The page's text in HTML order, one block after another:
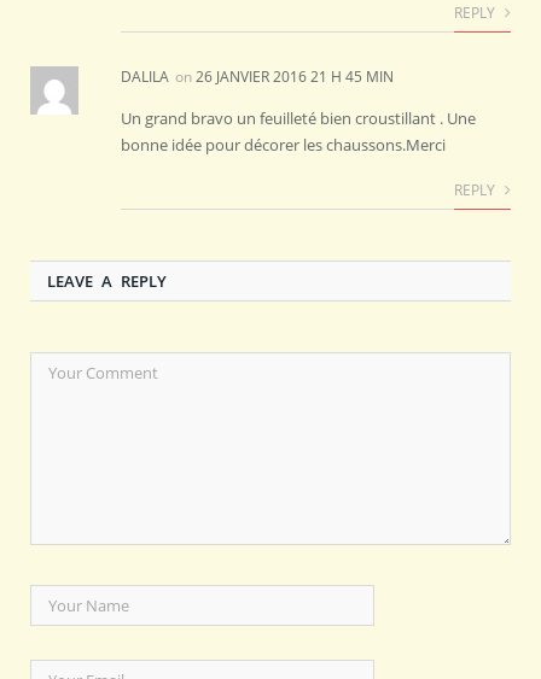
REPLY
DALILA on26 JANVIER 2016 21 H 45 MIN
Un grand bravo un feuilleté bien croustillant . Une
bonne idée pour décorer les chaussons.Merci
REPLY
LEAVE A REPLY